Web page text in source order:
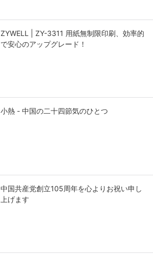
ZYWELL | ZY-3311 用紙無制限印刷、効率的
で安心のアップグレード！
小熱 - 中国の二十四節気のひとつ
中国共産党創立105周年を心よりお祝い申し
上げます